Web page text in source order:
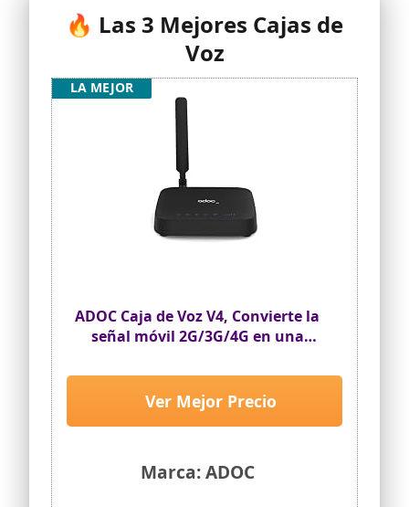
🔥 Las 3 Mejores Cajas de
Voz
ADOC Caja de Voz V4, Convierte la
señal móvil 2G/3G/4G en una
Teleasistencia. Punto Acceso WiFi
Hotspot. 2 Conectores RJ11.
Marca: ADOC
Ver Mejor Precio
LA MEJOR